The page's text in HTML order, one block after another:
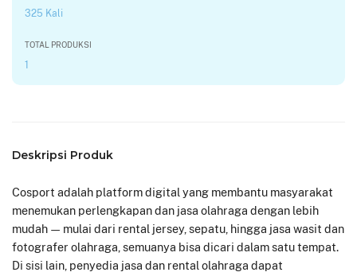
325 Kali
TOTAL PRODUKSI
1
Deskripsi Produk
Cosport adalah platform digital yang membantu masyarakat
menemukan perlengkapan dan jasa olahraga dengan lebih
mudah — mulai dari rental jersey, sepatu, hingga jasa wasit dan
fotografer olahraga, semuanya bisa dicari dalam satu tempat.
Di sisi lain, penyedia jasa dan rental olahraga dapat